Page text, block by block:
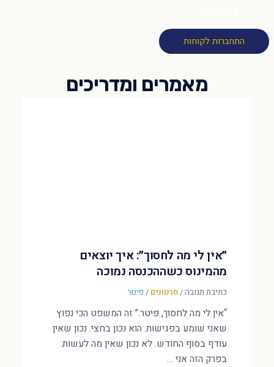
התחברות לקוחות
״אין לי מה לחסוך״: איך יוצאים
מהמינוס כשההכנסה נמוכה
כתיבת תגובה/סרטונים / פיטר
“אין לי מה לחסוך, פיטר.” זה המשפט הכי נפוץ
שאני שומע בפגישות. הוא נכון בחצי. נכון שאין
עודף בסוף החודש. לא נכון שאין מה לעשות.
בפרק הזה אני …